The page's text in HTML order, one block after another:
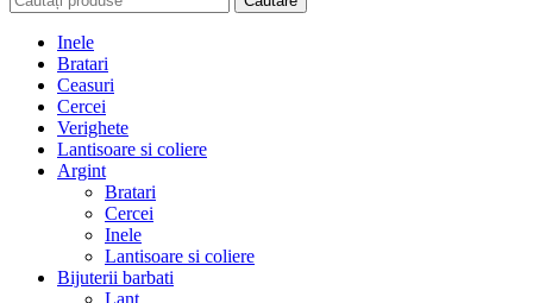
Inele
Bratari
Ceasuri
Cercei
Verighete
Lantisoare si coliere
Argint
Bratari
Cercei
Inele
Lantisoare si coliere
Bijuterii barbati
Lant